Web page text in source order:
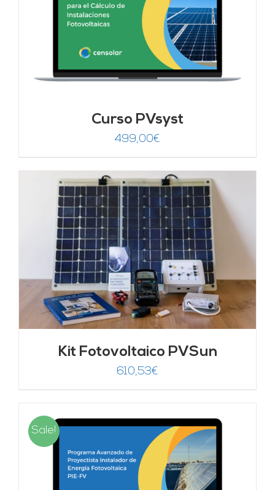
Curso PVsyst
499,00€
Kit Fotovoltaico PVSun
610,53€
Sale!